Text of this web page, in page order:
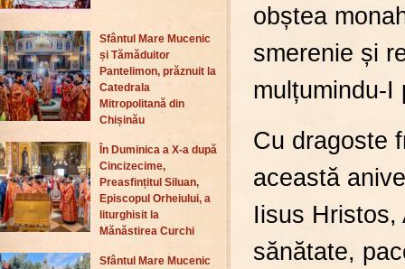
Sfântul Mare Mucenic
și Tămăduitor
Pantelimon, prăznuit la
Catedrala
Mitropolitană din
Chișinău
În Duminica a X-a după
Cincizecime,
Preasfințitul Siluan,
Episcopul Orheiului, a
liturghisit la
Mănăstirea Curchi
Sfântul Mare Mucenic
obștea
smerenie și
mulțumindu-I
Cu dragoste
această
Iisus Hristos,
sănătate,